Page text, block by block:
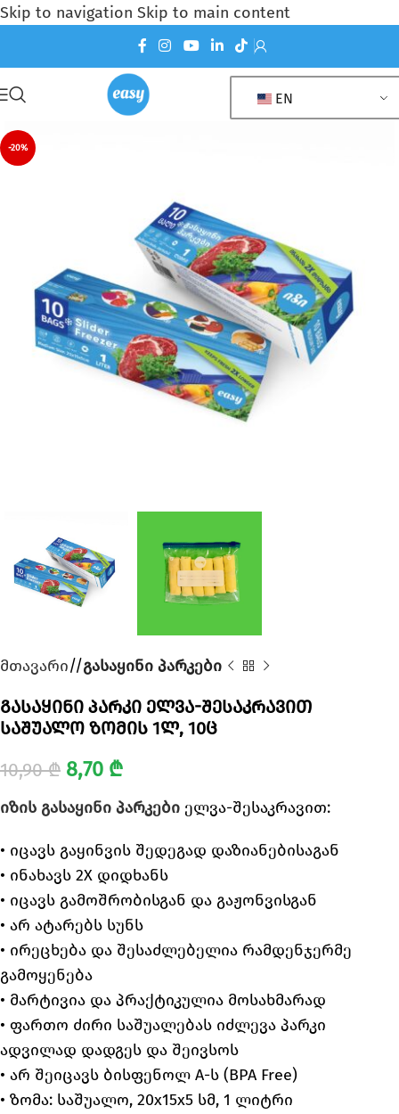
Skip to navigation Skip to main content
EN
-20%
მთავარი/ გასაყინი პარკები
გასაყინი პარკი ელვა-შესაკრავით
საშუალო ზომის 1ლ, 10ც
10,90₾ 8,70 ₾
იზის გასაყინი პარკები ელვა-შესაკრავით:
• იცავს გაყინვის შედეგად დაზიანებისაგან
• ინახავს 2X დიდხანს
• იცავს გამოშრობისგან და გაჟონვისგან
• არ ატარებს სუნს
• ირეცხება და შესაძლებელია რამდენჯერმე
გამოყენება
• მარტივია და პრაქტიკულია მოსახმარად
• ფართო ძირი საშუალებას იძლევა პარკი
ადვილად დადგეს და შეივსოს
• არ შეიცავს ბისფენოლ A-ს (BPA Free)
• ზომა: საშუალო, 20x15x5 სმ, 1 ლიტრი